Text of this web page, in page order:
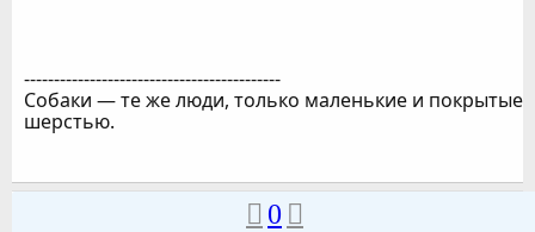
-------------------------------------------
Собаки — те же люди, только маленькие и покрытые
шерстью.
0